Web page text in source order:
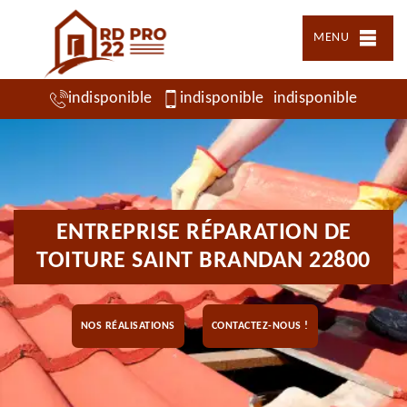
MENU
indisponible indisponible indisponible
ENTREPRISE RÉPARATION DE
TOITURE SAINT BRANDAN 22800
NOS RÉALISATIONS CONTACTEZ-NOUS !